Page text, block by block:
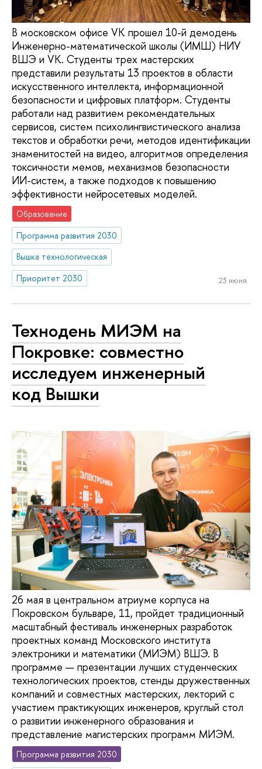
В московском офисе VK прошел 10-й демодень
Инженерно-математической школы (ИМШ) НИУ
ВШЭ и VK. Студенты трех мастерских
представили результаты 13 проектов в области
искусственного интеллекта, информационной
безопасности и цифровых платформ. Студенты
работали над развитием рекомендательных
сервисов, систем психолингвистического анализа
текстов и обработки речи, методов идентификации
знаменитостей на видео, алгоритмов определения
токсичности мемов, механизмов безопасности
ИИ-систем, а также подходов к повышению
эффективности нейросетевых моделей.
Образование
Программа развития 2030
Вышка технологическая
Приоритет 2030
23 июня
Технодень МИЭМ на
Покровке: совместно
исследуем инженерный
код Вышки
26 мая в центральном атриуме корпуса на
Покровском бульваре, 11, пройдет традиционный
масштабный фестиваль инженерных разработок
проектных команд Московского института
электроники и математики (МИЭМ) ВШЭ. В
программе — презентации лучших студенческих
технологических проектов, стенды дружественных
компаний и совместных мастерских, лекторий с
участием практикующих инженеров, круглый стол
о развитии инженерного образования и
представление магистерских программ МИЭМ.
Программа развития 2030